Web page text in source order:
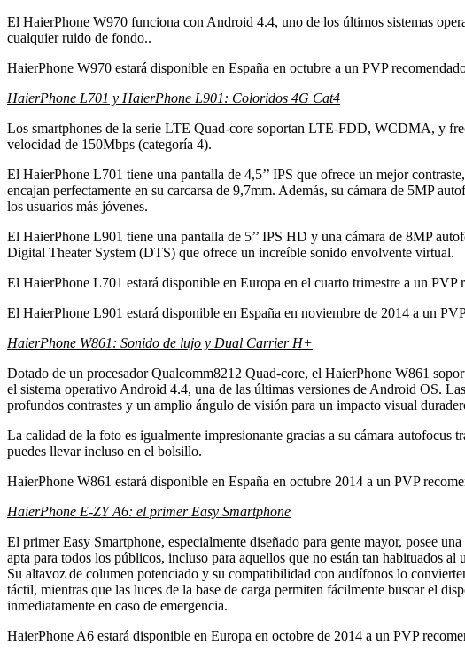
El HaierPhone W970 funciona con Android 4.4, uno de los últimos sistemas
cualquier ruido de fondo..
HaierPhone W970 estará disponible en España en octubre a un PVP
HaierPhone L701 y HaierPhone L901: Coloridos 4G Cat4
Los smartphones de la serie LTE Quad-core soportan LTE-FDD, WCDMA, y
velocidad de 150Mbps (categoría 4).
El HaierPhone L701 tiene una pantalla de 4,5’’ IPS que ofrece un mejor
encajan perfectamente en su carcarsa de 9,7mm. Además, su cámara de 5MP
los usuarios más jóvenes.
El HaierPhone L901 tiene una pantalla de 5’’ IPS HD y una cámara de 8MP
Digital Theater System (DTS) que ofrece un increíble sonido envolvente virtual.
El HaierPhone L701 estará disponible en Europa en el cuarto trimestre a un PVP
El HaierPhone L901 estará disponible en España en noviembre de 2014 a un
HaierPhone W861: Sonido de lujo y Dual Carrier H+
Dotado de un procesador Qualcomm8212 Quad-core, el HaierPhone W861
el sistema operativo Android 4.4, una de las últimas versiones de Android OS.
profundos contrastes y un amplio ángulo de visión para un impacto visual
La calidad de la foto es igualmente impresionante gracias a su cámara
puedes llevar incluso en el bolsillo.
HaierPhone W861 estará disponible en España en octubre 2014 a un PVP
HaierPhone E-ZY A6: el primer Easy Smartphone
El primer Easy Smartphone, especialmente diseñado para gente mayor, posee
apta para todos los públicos, incluso para aquellos que no están tan habituados
Su altavoz de columen potenciado y su compatibilidad con audífonos lo
táctil, mientras que las luces de la base de carga permiten fácilmente buscar el
inmediatamente en caso de emergencia.
HaierPhone A6 estará disponible en Europa en octobre de 2014 a un PVP